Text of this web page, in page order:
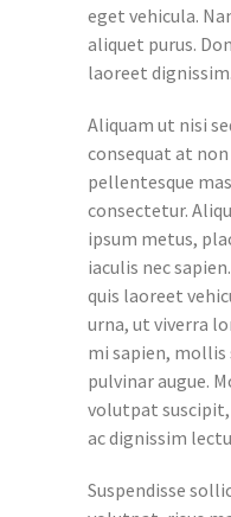
eget vehicula.
aliquet purus.
laoreet dignissim.
Aliquam ut nisi
consequat at
pellentesque
consectetur.
ipsum metus,
iaculis nec
quis laoreet
urna, ut viverra
mi sapien, mollis
pulvinar augue.
volutpat
ac dignissim
Suspendisse